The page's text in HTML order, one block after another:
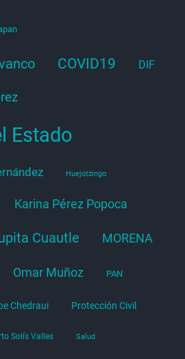
COVID19 DIF
Estado
Huejotzingo
Karina Pérez Popoca
Cuautle MORENA
Omar Muñoz PAN
Chedraui Protección Civil
Solís Valles Salud